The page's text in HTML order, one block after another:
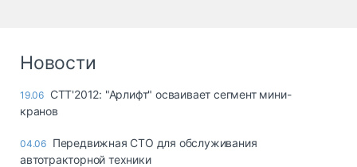
опасные грузы
страхование
Новости
19.06 СТТ'2012: "Арлифт" осваивает сегмент мини-
кранов
04.06 Передвижная СТО для обслуживания
автотракторной техники